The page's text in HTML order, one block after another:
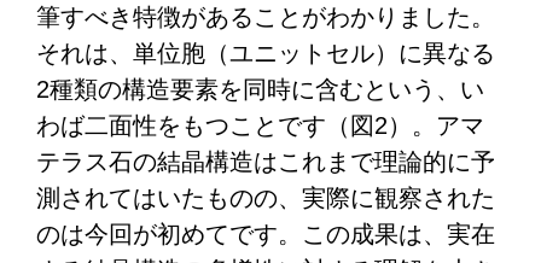
筆すべき特徴があることがわかりました。
それは、単位胞（ユニットセル）に異なる
2種類の構造要素を同時に含むという、い
わば二面性をもつことです（図2）。アマ
テラス石の結晶構造はこれまで理論的に予
測されてはいたものの、実際に観察された
のは今回が初めてです。この成果は、実在